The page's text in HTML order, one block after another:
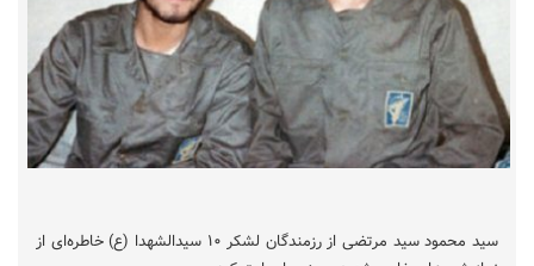
سید محمود سید مرتضی از رزمندگان لشکر ۱۰ سیدالشهدا (ع) خاطره‌ای از